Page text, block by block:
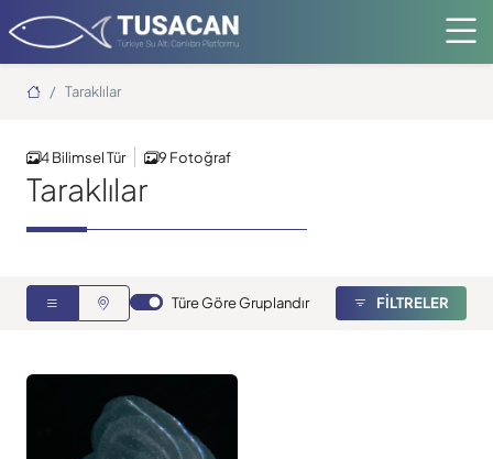
Ana Sayfa
Taraklılar
4 Bilimsel Tür 9 Fotoğraf
Taraklılar
Türe Göre Gruplandır FİLTRELER